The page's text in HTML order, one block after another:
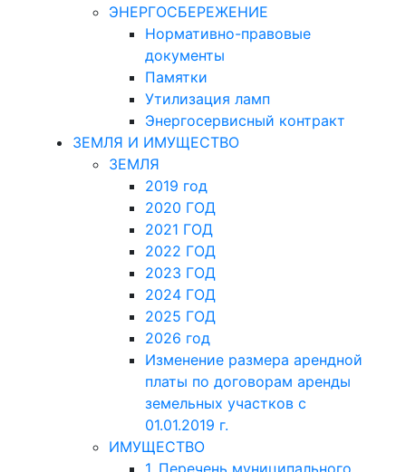
ЭНЕРГОСБЕРЕЖЕНИЕ
Нормативно-правовые
документы
Памятки
Утилизация ламп
Энергосервисный контракт
ЗЕМЛЯ И ИМУЩЕСТВО
ЗЕМЛЯ
2019 год
2020 ГОД
2021 ГОД
2022 ГОД
2023 ГОД
2024 ГОД
2025 ГОД
2026 год
Изменение размера арендной
платы по договорам аренды
земельных участков с
01.01.2019 г.
ИМУЩЕСТВО
1. Перечень муниципального